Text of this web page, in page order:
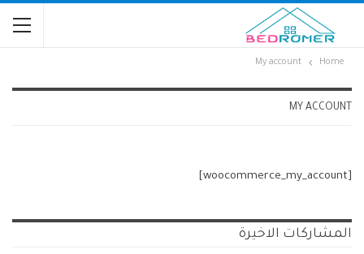
Home
My account
MY ACCOUNT
المشاركات الاخيرة